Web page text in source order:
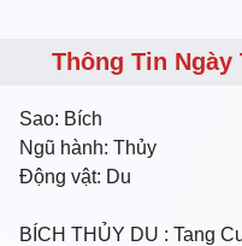
Thông Tin Ngày
Sao: Bích
Ngũ hành: Thủy
Động vật: Du
BÍCH THỦY DU : Tang